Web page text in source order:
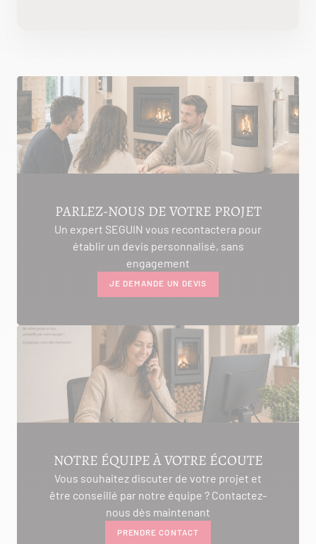
PARLEZ-NOUS DE VOTRE PROJET
Un expert SEGUIN vous recontactera pour
établir un devis personnalisé, sans
engagement
JE DEMANDE UN DEVIS
NOTRE ÉQUIPE À VOTRE ÉCOUTE
Vous souhaitez discuter de votre projet et
être conseillé par notre équipe ? Contactez-
nous dès maintenant
PRENDRE CONTACT